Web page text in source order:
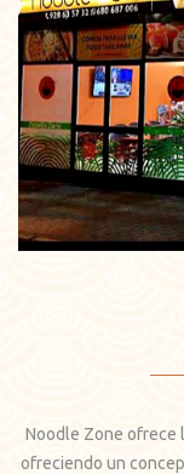
Noodle Zone ofrece
ofreciendo un